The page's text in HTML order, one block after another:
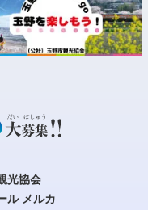
光協会
ル メルカ